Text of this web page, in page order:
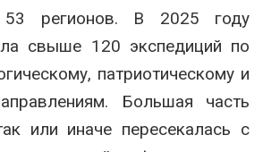
53 регионов. В 2025 году
свыше 120 экспедиций по
патриотическому и
Большая часть
или иначе пересекалась с